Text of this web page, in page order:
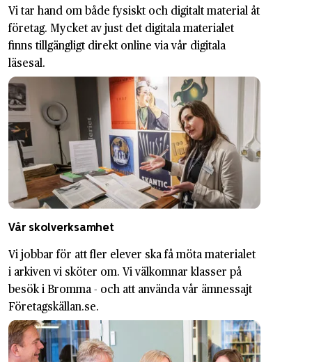
Vi tar hand om både fysiskt och digitalt material åt
företag. Mycket av just det digitala materialet
finns tillgängligt direkt online via vår digitala
läsesal.
Vår skolverksamhet
Vi jobbar för att fler elever ska få möta materialet
i arkiven vi sköter om. Vi välkomnar klasser på
besök i Bromma - och att använda vår ämnessajt
Företagskällan.se.